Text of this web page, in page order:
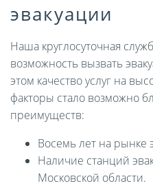
эвакуации
Наша круглосуточная
возможность вызвать
этом качество услуг на
факторы стало возможно
преимуществ:
Восемь лет на рынке
Наличие станций
Московской области.